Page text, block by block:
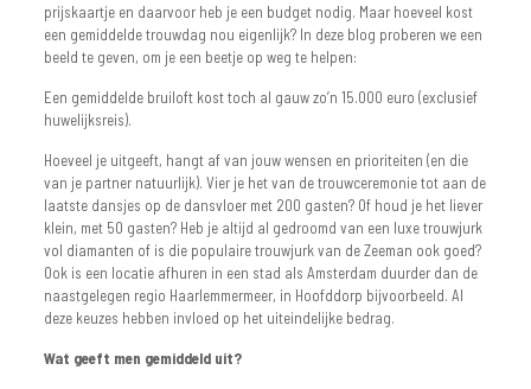
prijskaartje en daarvoor heb je een budget nodig. Maar hoeveel kost
een gemiddelde trouwdag nou eigenlijk? In deze blog proberen we een
beeld te geven, om je een beetje op weg te helpen:
Een gemiddelde bruiloft kost toch al gauw zo’n 15.000 euro (exclusief
huwelijksreis).
Hoeveel je uitgeeft, hangt af van jouw wensen en prioriteiten (en die
van je partner natuurlijk). Vier je het van de trouwceremonie tot aan de
laatste dansjes op de dansvloer met 200 gasten? Of houd je het liever
klein, met 50 gasten? Heb je altijd al gedroomd van een luxe trouwjurk
vol diamanten of is die populaire trouwjurk van de Zeeman ook goed?
Ook is een locatie afhuren in een stad als Amsterdam duurder dan de
naastgelegen regio Haarlemmermeer, in Hoofddorp bijvoorbeeld. Al
deze keuzes hebben invloed op het uiteindelijke bedrag.
Wat geeft men gemiddeld uit?